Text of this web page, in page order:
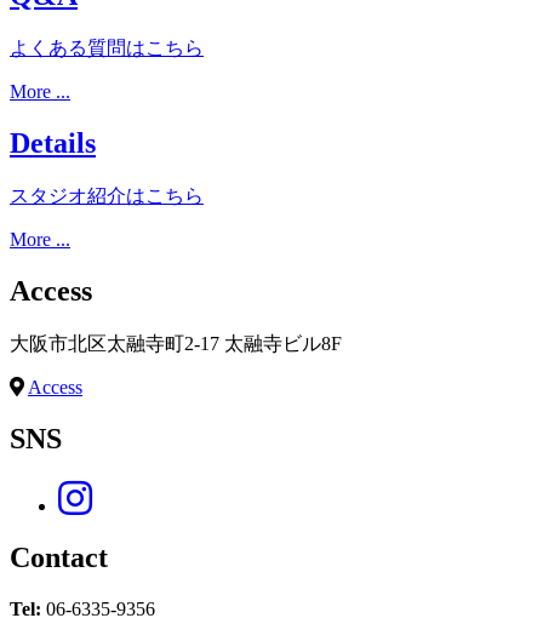
よくある質問はこちら
More ...
Details
スタジオ紹介はこちら
More ...
Access
大阪市北区太融寺町2-17 太融寺ビル8F
Access
SNS
Contact
Tel: 06-6335-9356